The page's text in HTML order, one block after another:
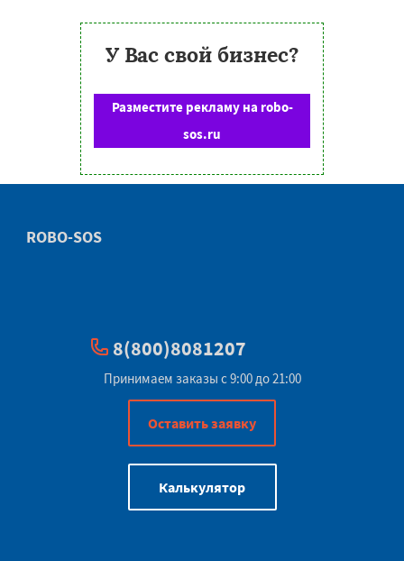
У Вас свой бизнес?
Разместите рекламу на robo-
sos.ru
ROBO-SOS
8(800)8081207
Принимаем заказы с 9:00 до 21:00
Оставить заявку
Калькулятор